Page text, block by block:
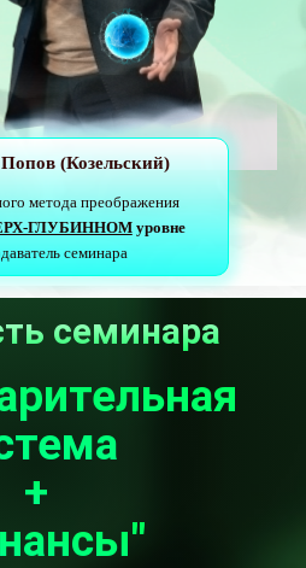
(Козельский)
метода преображения
ГЛУБИННОМуровне
семинара
семинара
+